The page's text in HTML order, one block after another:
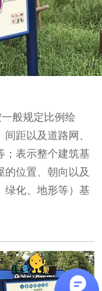
1/1
般规定比例绘
距以及道路网、
；表示整个建筑基
的位置、朝向以及
绿化、地形等）基